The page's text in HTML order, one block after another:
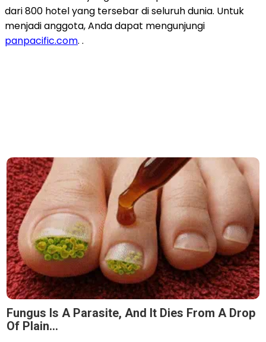
dari 800 hotel yang tersebar di seluruh dunia. Untuk
menjadi anggota, Anda dapat mengunjungi
panpacific.com. .
Fungus Is A Parasite, And It Dies From A Drop
Of Plain...